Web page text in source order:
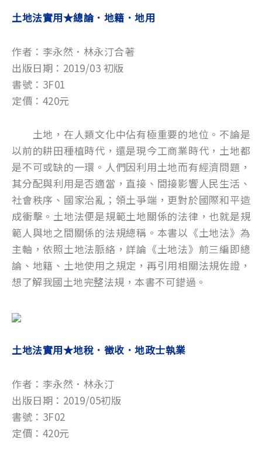
土地法實用★總論．地籍．地用
作者：李永然．林永汀合著
出版日期：2019/03 初版
書號：3F01
定價：420元
土地，在人類文化中佔有極重要的地位。不論是
以前的耕田種植時代，還是現今工商業時代，土地都
是不可或缺的一環。人們因利用土地而有經濟問題，
其分配與利用是否適當，直接、間接影響人民生活、
社會秩序、國家治亂；領土爭端，更對於國際和平造
成衝擊。土地法便是規範土地關係的法律，也就是規
範人與地之間關係的法規總稱。本書以《土地法》為
主軸，依照土地法脈絡，詳論《土地法》前三編即總
論、地籍、土地使用之規定，再引用相關法規佐證，
想了解我國土地完整法規，本書不可錯過。
土地法實用★地稅．徵收．地政士執業
作者：李永然．林永汀
出版日期：2019/05初版
書號：3F02
定價：420元